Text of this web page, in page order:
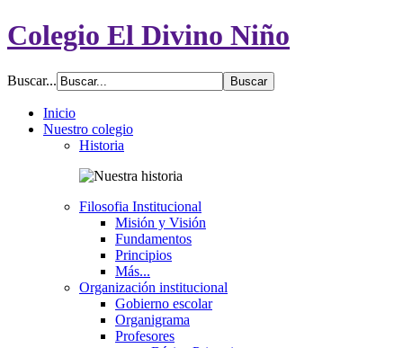
Colegio El Divino Niño
Buscar...
Inicio
Nuestro colegio
Historia
Filosofia Institucional
Misión y Visión
Fundamentos
Principios
Más...
Organización institucional
Gobierno escolar
Organigrama
Profesores